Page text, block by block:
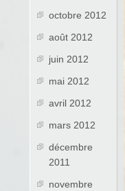
octobre 2012
août 2012
juin 2012
mai 2012
avril 2012
mars 2012
décembre
2011
novembre